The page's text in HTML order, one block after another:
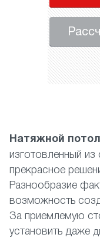
Натяжной
изготовленный
прекрасное
Разнообразие
возможность
За приемлемую
установить даже